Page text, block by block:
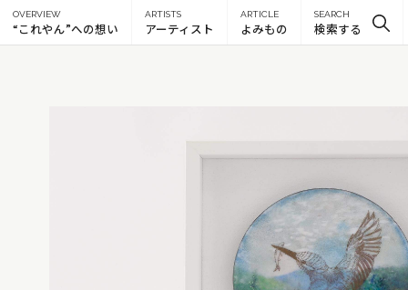
OVERVIEW
“これやん”への想い
ARTISTS
アーティスト
ARTICLE
よみもの
SEARCH
検索する